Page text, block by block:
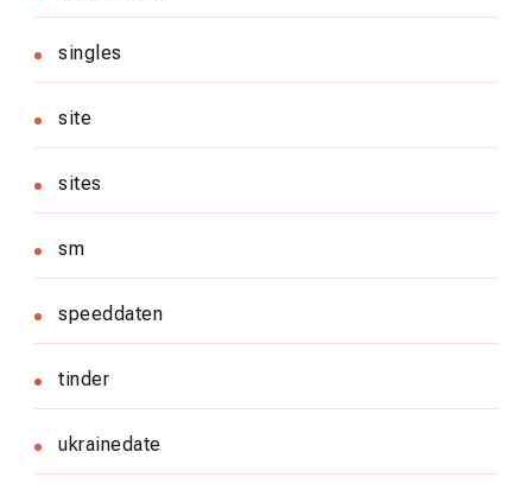
singles
site
sites
sm
speeddaten
tinder
ukrainedate